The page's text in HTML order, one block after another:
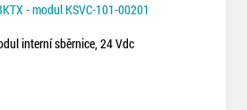
- modul KSVC-101-00201
interní sběrnice, 24 Vdc